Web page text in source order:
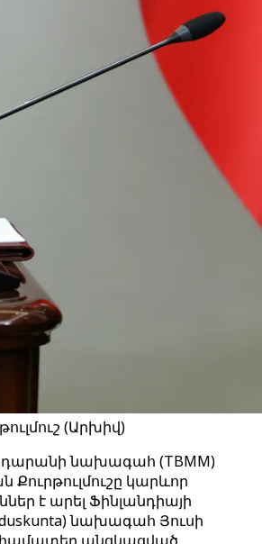
(Արխիվ)
նախագահ (TBMM)
կարևոր
է արել Ֆինլանդիայի
նախագահ Յուսի